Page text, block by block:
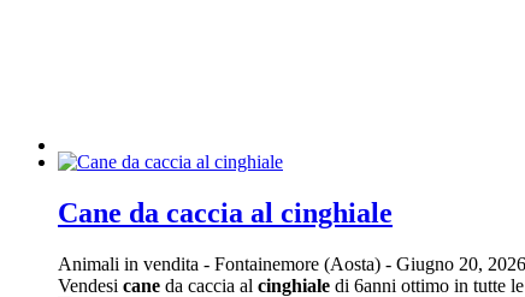
Cane da caccia al cinghiale
Animali in vendita - Fontainemore (Aosta) - Giugno 20, 2026
Vendesi cane da caccia al cinghiale di 6anni ottimo in tutte